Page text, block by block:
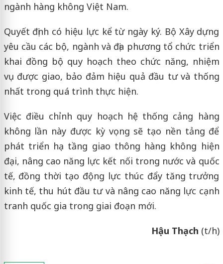
ngành hàng không Việt Nam.
Quyết định có hiệu lực kể từ ngày ký. Bộ Xây dựng
yêu cầu các bộ, ngành và địa phương tổ chức triển
khai đồng bộ quy hoạch theo chức năng, nhiệm
vụ được giao, bảo đảm hiệu quả đầu tư và thống
nhất trong quá trình thực hiện.
Việc điều chỉnh quy hoạch hệ thống cảng hàng
không lần này được kỳ vọng sẽ tạo nền tảng để
phát triển hạ tầng giao thông hàng không hiện
đại, nâng cao năng lực kết nối trong nước và quốc
tế, đồng thời tạo động lực thúc đẩy tăng trưởng
kinh tế, thu hút đầu tư và nâng cao năng lực cạnh
tranh quốc gia trong giai đoạn mới.
Hậu Thạch (t/h)